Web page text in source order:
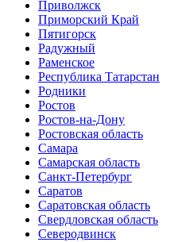
Приволжск
Приморский Край
Пятигорск
Радужный
Раменское
Республика Татарстан
Родники
Ростов
Ростов-на-Дону
Ростовская область
Самара
Самарская область
Санкт-Петербург
Саратов
Саратовская область
Свердловская область
Северодвинск